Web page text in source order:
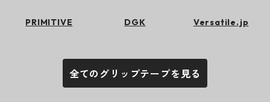
PRIMITIVE DGK Versatile.jp
全てのグリップテープを見る